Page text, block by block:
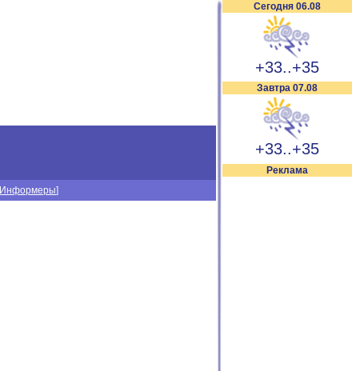
Сегодня 06.08
+33..+35
Завтра 07.08
+33..+35
Реклама
Информеры]